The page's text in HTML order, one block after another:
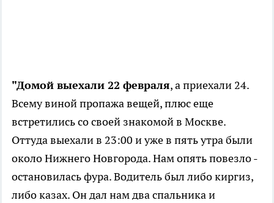
"Домой выехали 22 февраля, а приехали 24.
Всему виной пропажа вещей, плюс еще
встретились со своей знакомой в Москве.
Оттуда выехали в 23:00 и уже в пять утра были
около Нижнего Новгорода. Нам опять повезло -
остановилась фура. Водитель был либо киргиз,
либо казах. Он дал нам два спальника и